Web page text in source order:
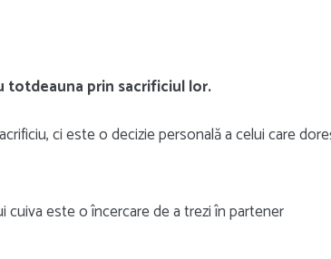
totdeauna prin sacrificiul lor.
ci este o decizie personală a celui care
cuiva este o încercare de a trezi în partener